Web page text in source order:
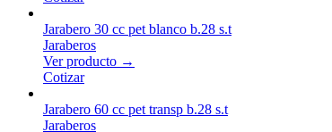
Jarabero 30 cc pet blanco b.28 s.t
Jaraberos
Ver producto →
Cotizar
Jarabero 60 cc pet transp b.28 s.t
Jaraberos